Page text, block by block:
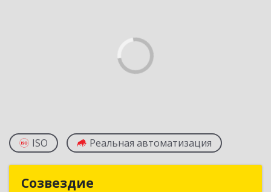
ISO Реальная автоматизация
Созвездие